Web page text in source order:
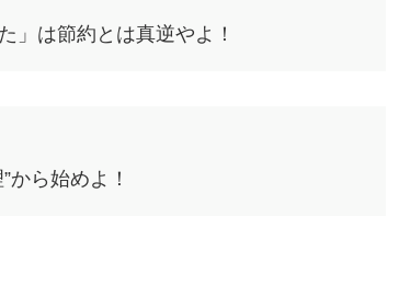
」は節約とは真逆やよ！
ら始めよ！